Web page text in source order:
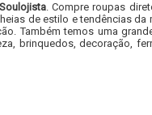
Soulojista. Compre roupas
de estilo e tendências da
Também temos uma
brinquedos, decoração,